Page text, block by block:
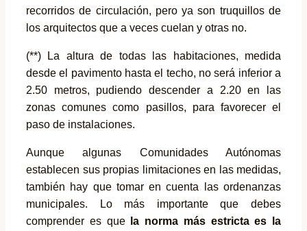
recorridos de circulación, pero ya son truquillos de
los arquitectos que a veces cuelan y otras no.
(**) La altura de todas las habitaciones, medida
desde el pavimento hasta el techo, no será inferior a
2.50 metros, pudiendo descender a 2.20 en las
zonas comunes como pasillos, para favorecer el
paso de instalaciones.
Aunque algunas Comunidades Autónomas
establecen sus propias limitaciones en las medidas,
también hay que tomar en cuenta las ordenanzas
municipales. Lo más importante que debes
comprender es que
la norma más estricta es la